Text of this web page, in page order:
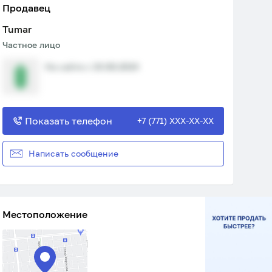
Продавец
Tumar
Частное лицо
Показать телефон +7 (771) XXX-XX-XX
Написать сообщение
Местоположение